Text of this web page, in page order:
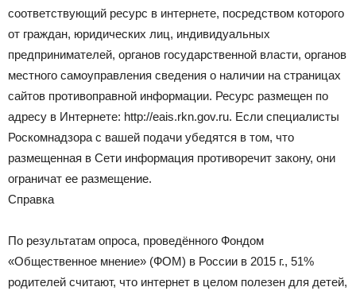
соответствующий ресурс в интернете, посредством которого
от граждан, юридических лиц, индивидуальных
предпринимателей, органов государственной власти, органов
местного самоуправления сведения о наличии на страницах
сайтов противоправной информации. Ресурс размещен по
адресу в Интернете: http://eais.rkn.gov.ru. Если специалисты
Роскомнадзора с вашей подачи убедятся в том, что
размещенная в Сети информация противоречит закону, они
ограничат ее размещение.
Справка
По результатам опроса, проведённого Фондом
«Общественное мнение» (ФОМ) в России в 2015 г., 51%
родителей считают, что интернет в целом полезен для детей,